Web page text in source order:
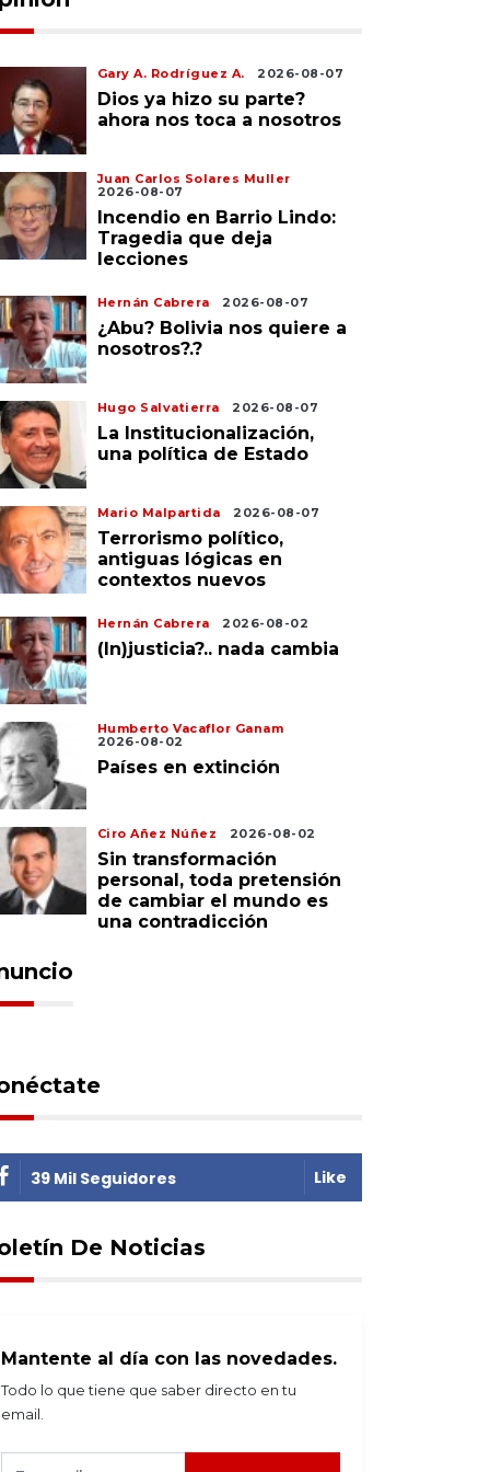
Gary A. Rodríguez A. 2026-08-07
Dios ya hizo su parte?
ahora nos toca a nosotros
Juan Carlos Solares Muller
2026-08-07
Incendio en Barrio Lindo:
Tragedia que deja
lecciones
Hernán Cabrera 2026-08-07
¿Abu? Bolivia nos quiere a
nosotros?.?
Hugo Salvatierra 2026-08-07
La Institucionalización,
una política de Estado
Mario Malpartida 2026-08-07
Terrorismo político,
antiguas lógicas en
contextos nuevos
Hernán Cabrera 2026-08-02
(In)justicia?.. nada cambia
Humberto Vacaflor Ganam
2026-08-02
Países en extinción
Ciro Añez Núñez 2026-08-02
Sin transformación
personal, toda pretensión
de cambiar el mundo es
una contradicción
39 Mil Seguidores Like
De Noticias
Mantente al día con las novedades.
Todo lo que tiene que saber directo en tu
email.